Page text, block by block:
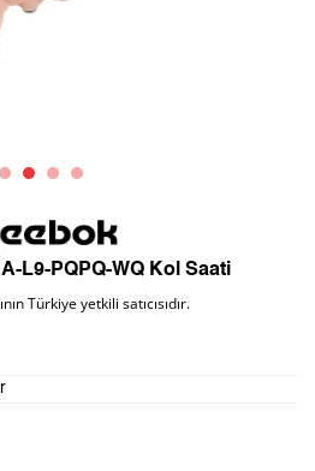
L9-PQPQ-WQ Kol Saati
Türkiye yetkili satıcısıdır.